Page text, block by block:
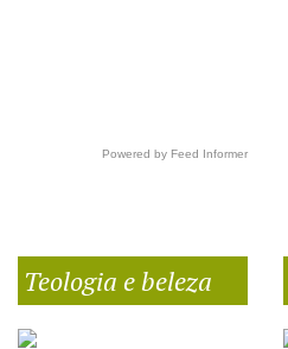
Powered by Feed Informer
Teologia e beleza